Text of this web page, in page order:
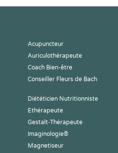
Acupuncteur
Auriculothérapeute
Coach Bien-être
Conseiller Fleurs de Bach
Diététicien Nutritionniste
Ethérapeute
Gestalt-Thérapeute
Imaginologie®
Magnetiseur